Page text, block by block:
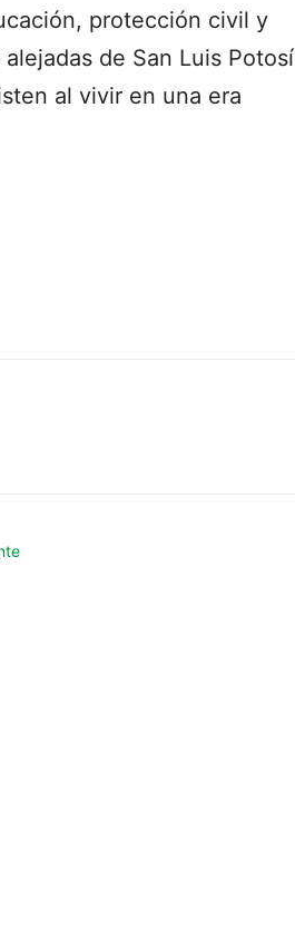
protección civil y
de San Luis Potosí
al vivir en una era